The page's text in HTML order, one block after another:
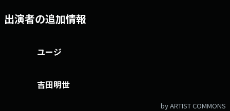
出演者の追加情報
ユージ
吉田明世
by ARTIST COMMONS